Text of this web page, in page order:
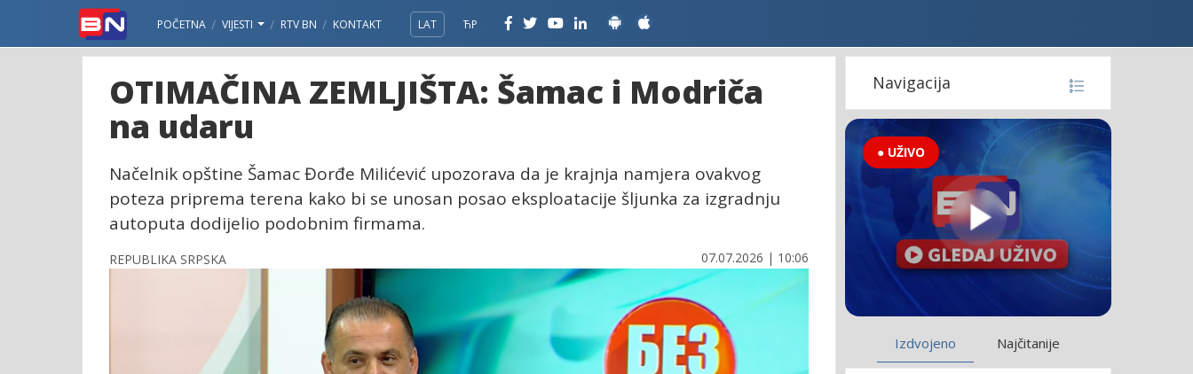
POČETNA VIJESTI RTV BN KONTAKT LAT ЋР
OTIMAČINA ZEMLJIŠTA: Šamac i Modriča
na udaru
Načelnik opštine Šamac Đorđe Milićević upozorava da je krajnja namjera ovakvog
poteza priprema terena kako bi se unosan posao eksploatacije šljunka za izgradnju
autoputa dodijelio podobnim firmama.
REPUBLIKA SRPSKA 07.07.2026 | 10:06
Navigacija
● UŽIVO
Izdvojeno Najčitanije